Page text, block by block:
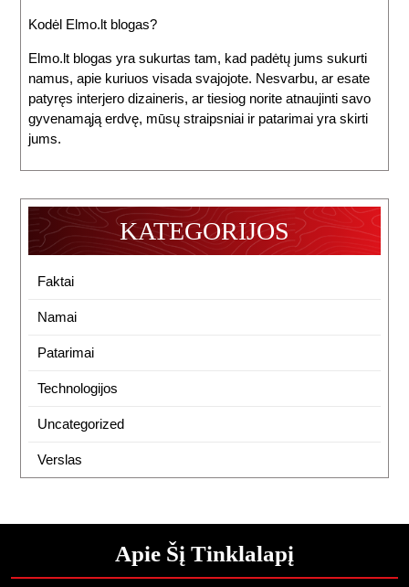
Kodėl Elmo.lt blogas?
Elmo.lt blogas yra sukurtas tam, kad padėtų jums sukurti
namus, apie kuriuos visada svajojote. Nesvarbu, ar esate
patyręs interjero dizaineris, ar tiesiog norite atnaujinti savo
gyvenamąją erdvę, mūsų straipsniai ir patarimai yra skirti
jums.
KATEGORIJOS
Faktai
Namai
Patarimai
Technologijos
Uncategorized
Verslas
Apie Šį Tinklalapį